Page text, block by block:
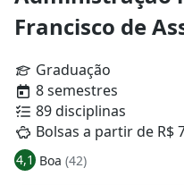
Francisco de
Graduação
8 semestres
89 disciplinas
Bolsas a partir de R$
4,1 Boa (42)